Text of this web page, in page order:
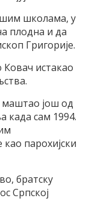
школама, у
плодна и да
Григорије.
истакао
маштао још од
када сам 1994.
парохијски
братску
Српској